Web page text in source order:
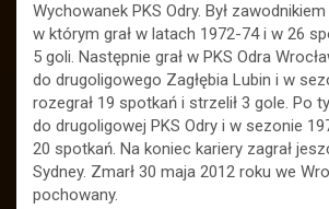
Wychowanek PKS Odry. Był
w którym grał w latach 1972-74 i w 26
5 goli. Następnie grał w PKS Odra
do drugoligowego Zagłębia Lubin i w
rozegrał 19 spotkań i strzelił 3 gole. Po
do drugoligowej PKS Odry i w sezonie
20 spotkań. Na koniec kariery zagrał
Sydney. Zmarł 30 maja 2012 roku we
pochowany.